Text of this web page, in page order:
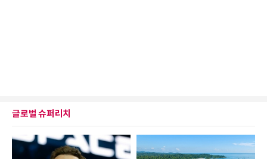
글로벌 슈퍼리치